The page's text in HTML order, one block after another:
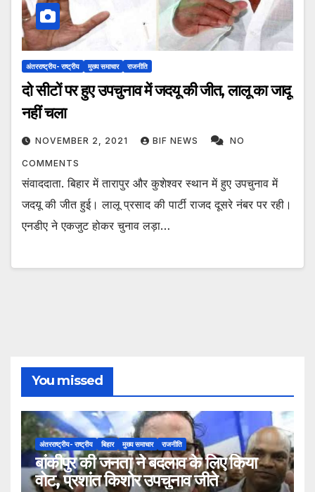
अंतरराष्ट्रीय- राष्ट्रीय मुख्य समाचार राजनीति
दो सीटों पर हुए उपचुनाव में जदयू की जीत, लालू का जादू
नहीं चला
NOVEMBER 2, 2021 BIF NEWS NO
COMMENTS
संवाददाता. बिहार में तारापुर और कुशेश्वर स्थान में हुए उपचुनाव में
जदयू की जीत हुई। लालू प्रसाद की पार्टी राजद दूसरे नंबर पर रही।
एनडीए ने एकजुट होकर चुनाव लड़ा…
You missed
अंतरराष्ट्रीय- राष्ट्रीय बिहार मुख्य समाचार राजनीति
बांकीपुर की जनता ने बदलाव के लिए किया
वोट, प्रशांत किशोर उपचुनाव जीते